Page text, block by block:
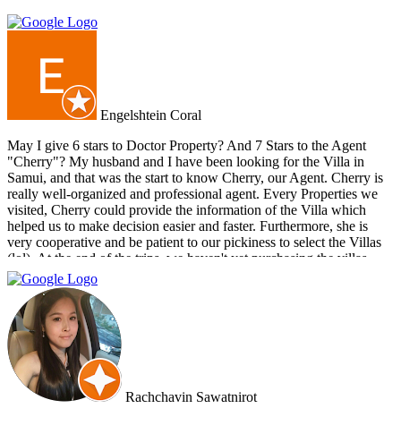
Engelshtein Coral
May I give 6 stars to Doctor Property? And 7 Stars to the Agent
"Cherry"? My husband and I have been looking for the Villa in
Samui, and that was the start to know Cherry, our Agent. Cherry is
really well-organized and professional agent. Every Properties we
visited, Cherry could provide the information of the Villa which
helped us to make decision easier and faster. Furthermore, she is
very cooperative and be patient to our pickiness to select the Villas
(lol). At the end of the trips, we haven't yet purchasing the villas
from Cherry and Doctor Property. However, I get to know a new
friend and surely if we have a new plan for new property. Cherry
and Doctor Property will be one of our very first choice to contact.
Bella & Tom
Rachchavin Sawatnirot